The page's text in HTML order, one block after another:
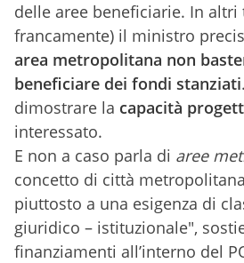
delle aree beneficiarie. In
francamente) il ministro
area metropolitana non
beneficiare dei fondi stanziati
dimostrare la capacità
interessato.
E non a caso parla di aree
concetto di città
piuttosto a una esigenza di
giuridico – istituzionale",
finanziamenti all’interno del